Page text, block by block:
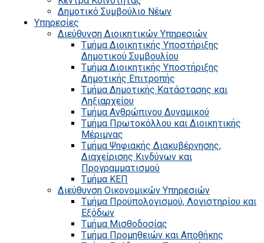
Δημοτικό Συμβούλιο Νέων
Υπηρεσίες
Διεύθυνση Διοικητικών Υπηρεσιών
Τμήμα Διοικητικής Υποστήριξης
Δημοτικού Συμβουλίου
Τμήμα Διοικητικής Υποστήριξης
Δημοτικής Επιτροπής
Τμήμα Δημοτικής Κατάστασης και
Ληξιαρχείου
Τμήμα Ανθρώπινου Δυναμικού
Τμήμα Πρωτοκόλλου και Διοικητικής
Μέριμνας
Τμήμα Ψηφιακής Διακυβέρνησης,
Διαχείρισης Κινδύνων και
Προγραμματισμού
Τμήμα ΚΕΠ
Διεύθυνση Οικονομικών Υπηρεσιών
Τμήμα Προϋπολογισμού, Λογιστηρίου και
Εξόδων
Τμήμα Μισθοδοσίας
Τμήμα Προμηθειών και Αποθήκης